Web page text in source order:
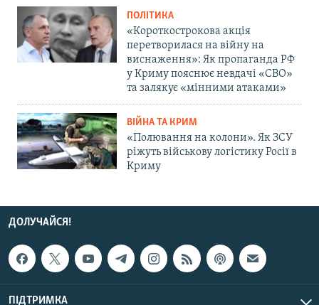
ПОЛІТИКА
«Короткострокова акція
перетворилася на війну на
виснаження»: Як пропаганда РФ
у Криму пояснює невдачі «СВО»
та залякує «мінними атаками»
ВІЙНА ТА КРИМ
«Полювання на колони». Як ЗСУ
ріжуть військову логістику Росії в
Криму
ДОЛУЧАЙСЯ!
ПІДТРИМКА